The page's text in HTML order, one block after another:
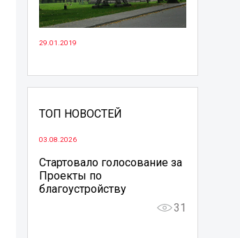
29.01.2019
ТОП НОВОСТЕЙ
03.08.2026
Стартовало голосование за
Проекты по
благоустройству
31